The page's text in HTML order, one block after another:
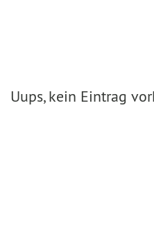
Uups, kein Eintrag